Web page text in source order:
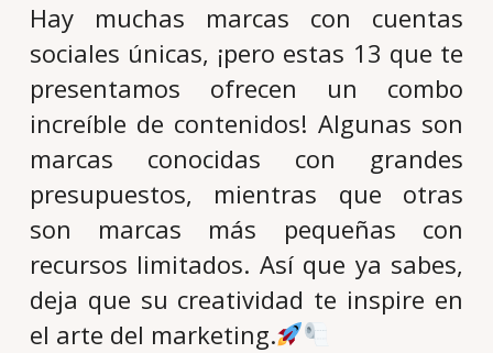
Hay muchas marcas con cuentas
sociales únicas, ¡pero estas 13 que te
presentamos ofrecen un combo
increíble de contenidos! Algunas son
marcas conocidas con grandes
presupuestos, mientras que otras
son marcas más pequeñas con
recursos limitados. Así que ya sabes,
deja que su creatividad te inspire en
el arte del marketing.